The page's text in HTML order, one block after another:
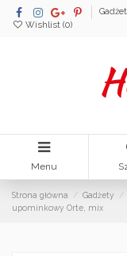
Wishlist (0)
Menu
Strona główna Gadżety
upominkowy Orte, mix